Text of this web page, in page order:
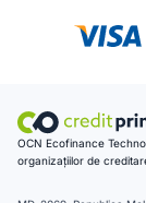
OCN Ecofinance
organizațiilor de